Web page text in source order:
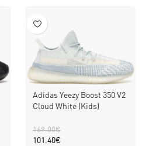
Adidas Yeezy Boost 350 V2
Cloud White (Kids)
169.00€
101.40€